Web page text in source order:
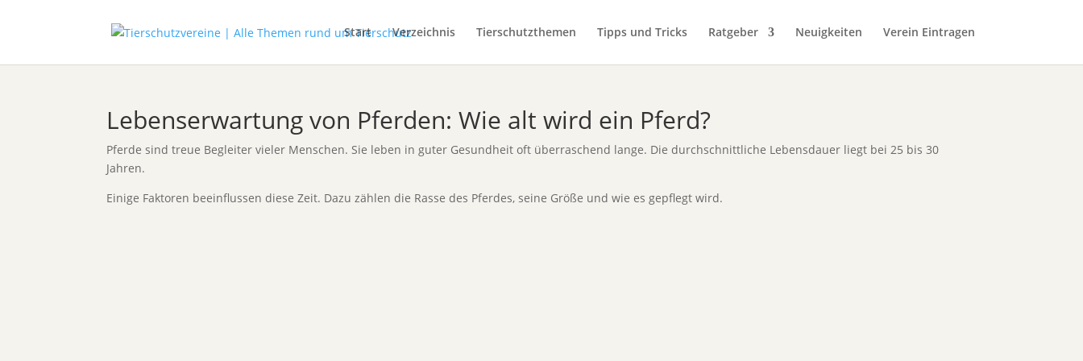
Start Verzeichnis Tierschutzthemen Tipps und Tricks Ratgeber Neuigkeiten Verein Eintragen
Lebenserwartung von Pferden: Wie alt wird ein Pferd?
Pferde sind treue Begleiter vieler Menschen. Sie leben in guter Gesundheit oft überraschend lange. Die durchschnittliche Lebensdauer liegt bei 25 bis 30
Jahren.
Einige Faktoren beeinflussen diese Zeit. Dazu zählen die Rasse des Pferdes, seine Größe und wie es gepflegt wird.